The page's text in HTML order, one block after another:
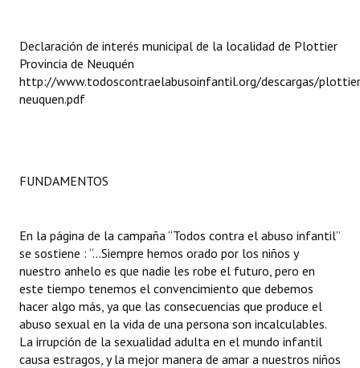
Antiguos Pobladores
Noticias Destacadas
Premio al Mérito - Registro
Mujeres que Dejaron Huellas - Registro
Periodistas Decanos - Registro
Ciudadano Ilustre - Registro
Banca del Vecino - Registro
Declaración de interés municipal de la localidad de Plottier
Provincia de Neuquén
http://www.todoscontraelabusoinfantil.org/descargas/
neuquen.pdf
FUNDAMENTOS
En la página de la campaña “Todos contra el abuso infantil”
se sostiene : “...Siempre hemos orado por los niños y
nuestro anhelo es que nadie les robe el futuro, pero en
este tiempo tenemos el convencimiento que debemos
hacer algo más, ya que las consecuencias que produce el
abuso sexual en la vida de una persona son incalculables.
La irrupción de la sexualidad adulta en el mundo infantil
causa estragos, y la mejor manera de amar a nuestros niños